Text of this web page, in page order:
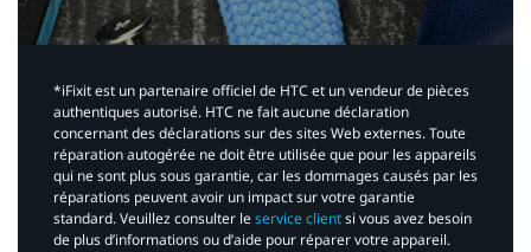
*iFixit est un partenaire officiel de HTC et un vendeur de pièces
authentiques autorisé. HTC ne fait aucune déclaration
concernant des déclarations sur des sites Web externes. Toute
réparation autogérée ne doit être utilisée que pour les appareils
qui ne sont plus sous garantie, car les dommages causés par les
réparations peuvent avoir un impact sur votre garantie
standard. Veuillez consulter leservice clientsi vous avez besoin
de plus d’informations ou d’aide pour réparer votre appareil.​